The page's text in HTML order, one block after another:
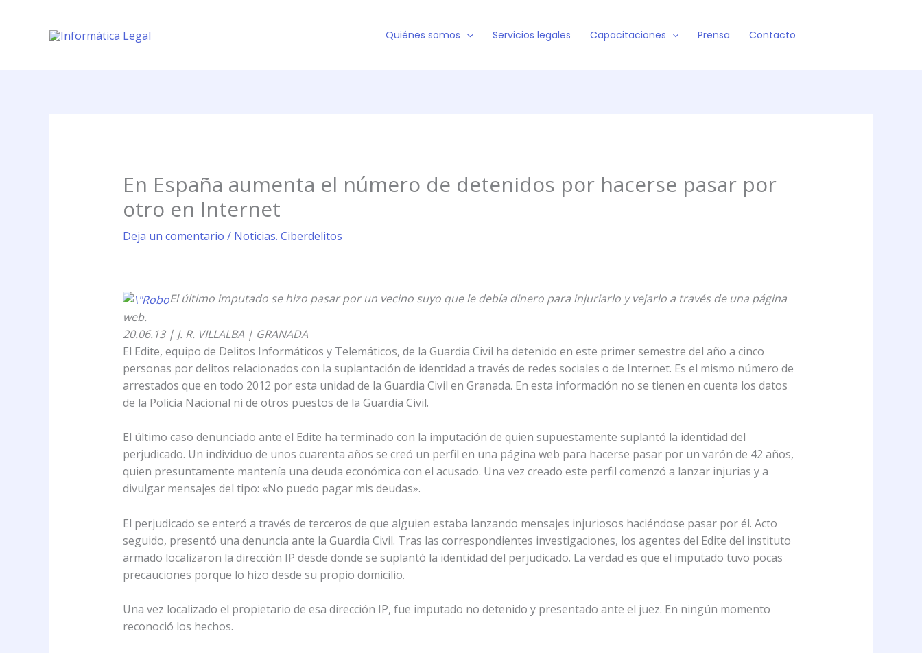
contenido
Quiénes somos Servicios legales Capacitaciones Prensa Contacto
En España aumenta el número de detenidos por hacerse pasar por
otro en Internet
Deja un comentario / Noticias. Ciberdelitos
El último imputado se hizo pasar por un vecino suyo que le debía dinero para injuriarlo y vejarlo a través de una página
web.
20.06.13 | J. R. VILLALBA | GRANADA
El Edite, equipo de Delitos Informáticos y Telemáticos, de la Guardia Civil ha detenido en este primer semestre del año a cinco
personas por delitos relacionados con la suplantación de identidad a través de redes sociales o de Internet. Es el mismo número de
arrestados que en todo 2012 por esta unidad de la Guardia Civil en Granada. En esta información no se tienen en cuenta los datos
de la Policía Nacional ni de otros puestos de la Guardia Civil.
El último caso denunciado ante el Edite ha terminado con la imputación de quien supuestamente suplantó la identidad del
perjudicado. Un individuo de unos cuarenta años se creó un perfil en una página web para hacerse pasar por un varón de 42 años,
quien presuntamente mantenía una deuda económica con el acusado. Una vez creado este perfil comenzó a lanzar injurias y a
divulgar mensajes del tipo: «No puedo pagar mis deudas».
El perjudicado se enteró a través de terceros de que alguien estaba lanzando mensajes injuriosos haciéndose pasar por él. Acto
seguido, presentó una denuncia ante la Guardia Civil. Tras las correspondientes investigaciones, los agentes del Edite del instituto
armado localizaron la dirección IP desde donde se suplantó la identidad del perjudicado. La verdad es que el imputado tuvo pocas
precauciones porque lo hizo desde su propio domicilio.
Una vez localizado el propietario de esa dirección IP, fue imputado no detenido y presentado ante el juez. En ningún momento
reconoció los hechos.